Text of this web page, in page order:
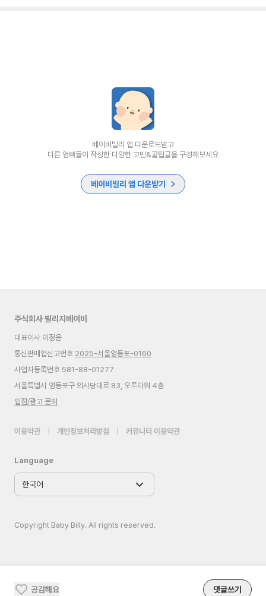
공감해요 댓글쓰기
베이비빌리 앱 다운로드받고
다른 엄빠들이 작성한 다양한 고민&꿀팁글을 구경해보세요
베이비빌리 앱 다운받기
주식회사 빌리지베이비
대표이사 이정윤
통신판매업신고번호 2025-서울영등포-0160
사업자등록번호 581-88-01277
서울특별시 영등포구 의사당대로 83, 오투타워 4층
입점/광고 문의
이용약관 개인정보처리방침 커뮤니티 이용약관
Language
Copyright Baby Billy. All rights reserved.